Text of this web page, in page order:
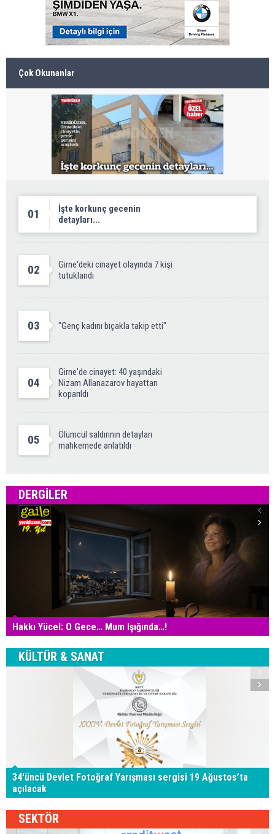
Çok Okunanlar
01
İşte korkunç gecenin
detayları...
02
Girne'deki cinayet olayında 7 kişi
tutuklandı
03 "Genç kadını bıçakla takip etti"
04
Girne'de cinayet: 40 yaşındaki
Nizam Allanazarov hayattan
koparıldı
05
Ölümcül saldırının detayları
mahkemede anlatıldı
DERGILER
Hakkı Yücel: O Gece… Mum Işığında…!
KÜLTÜR & SANAT
34'üncü Devlet Fotoğraf Yarışması sergisi 19 Ağustos’ta
açılacak
SEKTÖR